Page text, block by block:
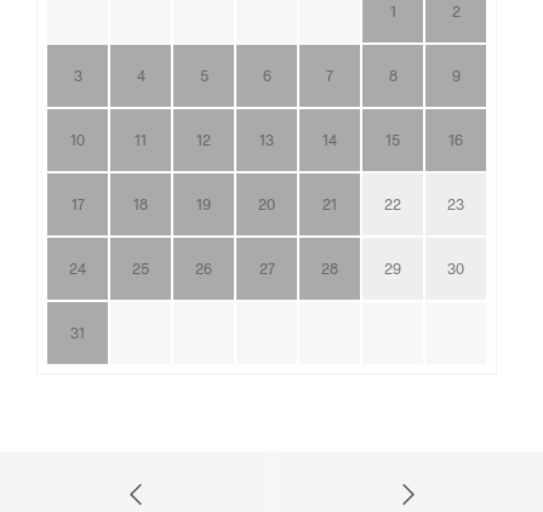
1 2
3 4 5 6 7 8 9
10 11 12 13 14 15 16
17 18 19 20 21 22 23
24 25 26 27 28 29 30
31